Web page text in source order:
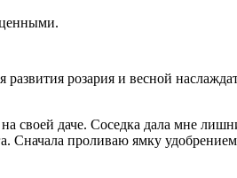
ценными.
розария и весной
своей даче. Соседка дала мне
Сначала проливаю ямку